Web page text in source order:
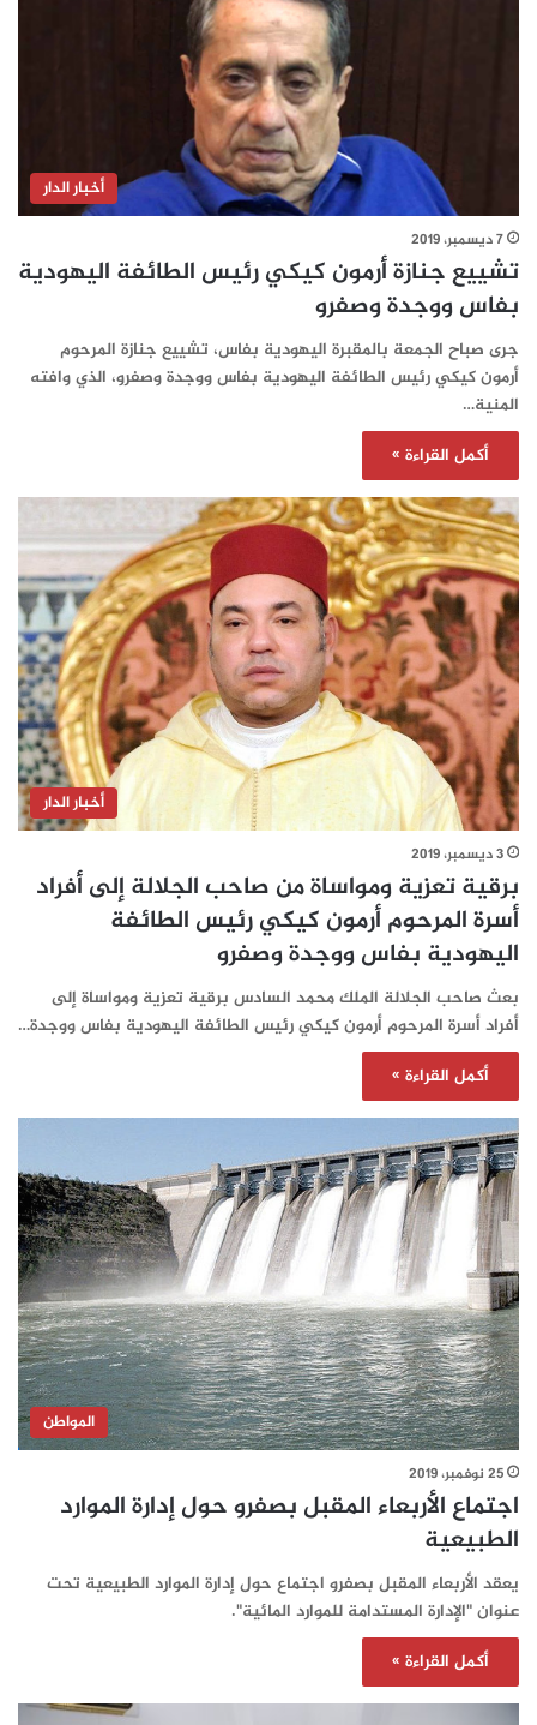
أخبار الدار
7 ديسمبر، 2019
تشييع جنازة أرمون كیكي رئيس الطائفة اليهودية
بفاس ووجدة وصفرو
جرى صباح الجمعة بالمقبرة اليهودية بفاس، تشييع جنازة المرحوم
أرمون كیكي رئيس الطائفة اليهودية بفاس ووجدة وصفرو، الذي وافته
المنية…
أكمل القراءة »
أخبار الدار
3 ديسمبر، 2019
برقية تعزية ومواساة من صاحب الجلالة إلى أفراد
أسرة المرحوم أرمون كیكي رئيس الطائفة
اليهودية بفاس ووجدة وصفرو
بعث صاحب الجلالة الملك محمد السادس برقية تعزية ومواساة إلى
أفراد أسرة المرحوم أرمون كیكي رئيس الطائفة اليهودية بفاس ووجدة…
أكمل القراءة »
المواطن
25 نوفمبر، 2019
اجتماع الأربعاء المقبل بصفرو حول إدارة الموارد
الطبيعية
يعقد الأربعاء المقبل بصفرو اجتماع حول إدارة الموارد الطبيعية تحت
عنوان "الإدارة المستدامة للموارد المائية".
أكمل القراءة »